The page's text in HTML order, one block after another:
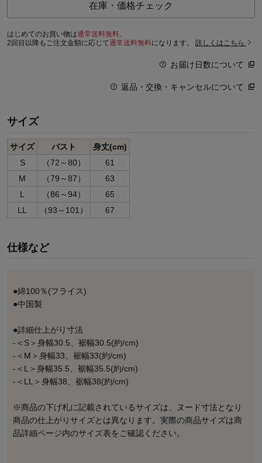
在庫・価格チェック
はじめてのお買い物は通常送料無料。
2回目以降もご注文金額に応じて通常送料無料になります。 詳しくはこちら
お届け日数について
返品・交換・キャンセルについて
サイズ
サイズ バスト
身丈(cm)
S
（72～80）
61
M
（79～87）
63
L
（86～94）
65
LL
（93～101） 67
仕様など
●綿100％(フライス)
●中国製
●詳細仕上がり寸法
-＜S＞身幅30.5、裾幅30.5(約/cm)
-＜M＞身幅33、裾幅33(約/cm)
-＜L＞身幅35.5、裾幅35.5(約/cm)
-＜LL＞身幅38、裾幅38(約/cm)
※商品の下げ札に記載されているサイズは、ヌード寸法となり
商品の仕上がりサイズとは異なります。実際の商品サイズは商
品詳細ページ内のサイズ表をご確認ください。